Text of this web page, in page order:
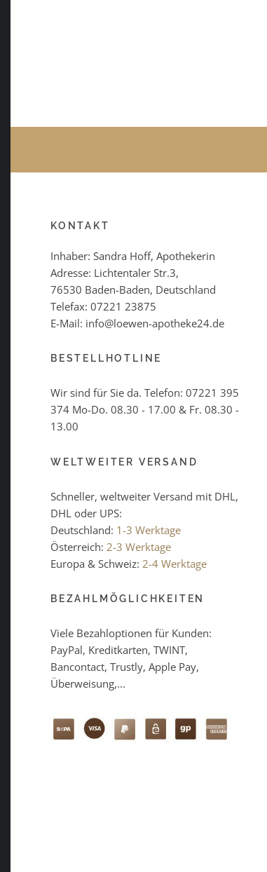
KONTAKT
Inhaber: Sandra Hoff, Apothekerin
Adresse: Lichtentaler Str.3,
76530 Baden-Baden, Deutschland
Telefax: 07221 23875
E-Mail: info@loewen-apotheke24.de
BESTELLHOTLINE
Wir sind für Sie da. Telefon: 07221 395
374 Mo-Do. 08.30 - 17.00 & Fr. 08.30 -
13.00
WELTWEITER VERSAND
Schneller, weltweiter Versand mit DHL,
DHL oder UPS:
Deutschland: 1-3 Werktage
Österreich: 2-3 Werktage
Europa & Schweiz: 2-4 Werktage
BEZAHLMÖGLICHKEITEN
Viele Bezahloptionen für Kunden:
PayPal, Kreditkarten, TWINT,
Bancontact, Trustly, Apple Pay,
Überweisung,...